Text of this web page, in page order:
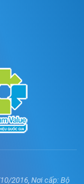
2016, Nơi cấp: Bộ